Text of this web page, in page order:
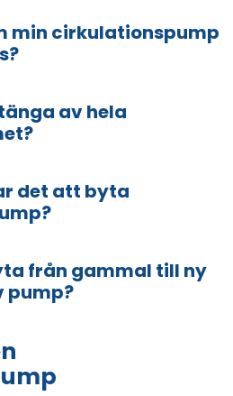
min cirkulationspump
av hela
det att byta
från gammal till ny
pump?